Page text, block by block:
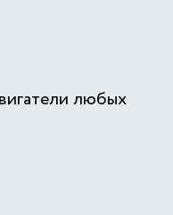
любых